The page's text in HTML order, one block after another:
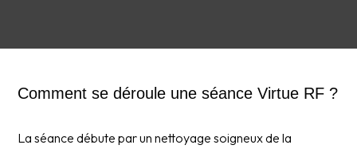
Comment se déroule une séance Virtue RF ?
La séance débute par un nettoyage soigneux de la